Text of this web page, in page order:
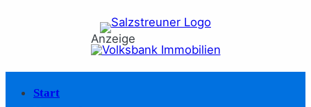
Anzeige
Start